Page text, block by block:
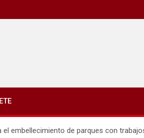
el embellecimiento de parques con